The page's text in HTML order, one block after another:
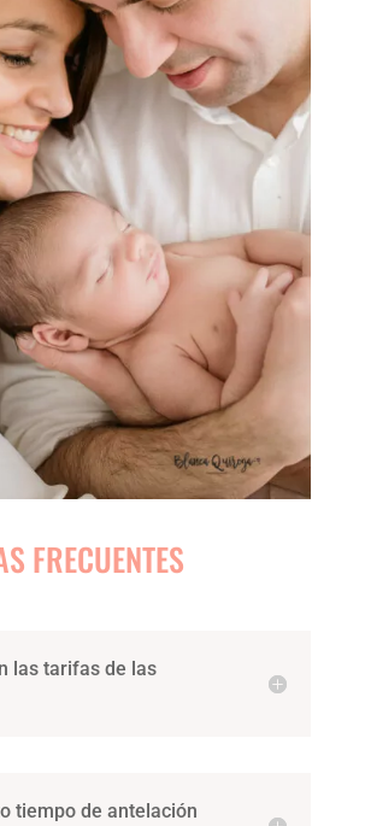
FRECUENTES
las tarifas de las
tiempo de antelación